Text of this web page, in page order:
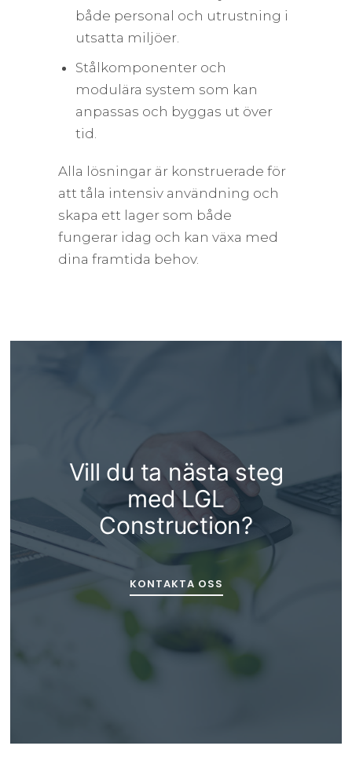
både personal och utrustning i
utsatta miljöer.
Stålkomponenter och
modulära system som kan
anpassas och byggas ut över
tid.
Alla lösningar är konstruerade för
att tåla intensiv användning och
skapa ett lager som både
fungerar idag och kan växa med
dina framtida behov.
Vill du ta nästa steg
med LGL
Construction?
KONTAKTA OSS